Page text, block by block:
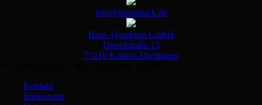
info@baurdruck.de
Baur-Typoform GmbH
Dieselstraße 15
75210 Keltern-Dietlingen
Kontakt
Impressum